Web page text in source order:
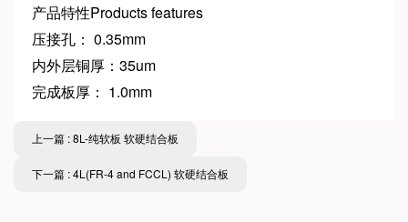
产品特性Products features
压接孔： 0.35mm
内外层铜厚：35um
完成板厚： 1.0mm
上一篇 : 8L-纯软板 软硬结合板
下一篇 : 4L(FR-4 and FCCL) 软硬结合板